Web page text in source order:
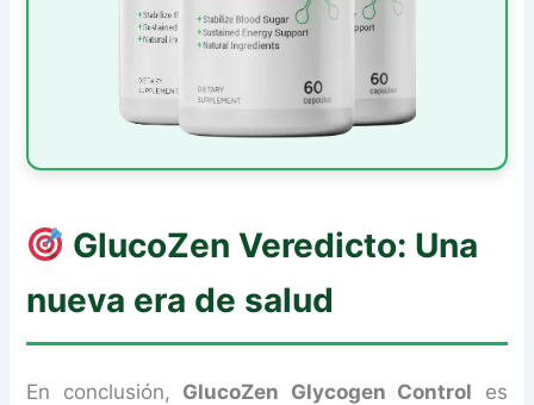
GlucoZenVeredicto: Una
nueva era de salud
En conclusión, GlucoZen Glycogen Control es